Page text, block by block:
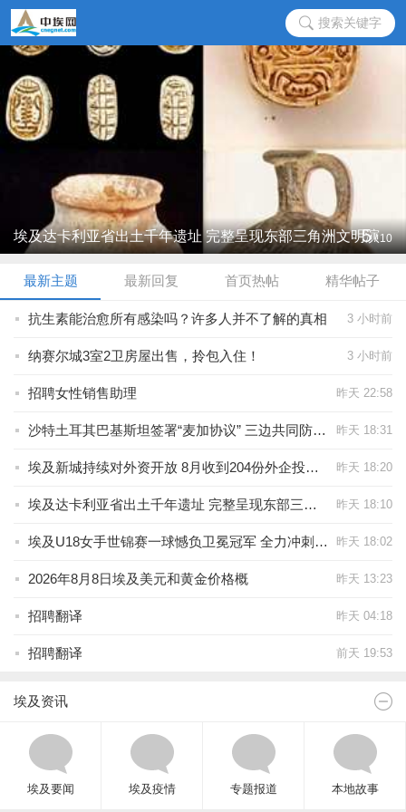
搜索关键字
埃及达卡利亚省出土千年遗址 完整呈现东部三角洲文明演
进脉络 ...
5/10
最新主题 最新回复 首页热帖 精华帖子
3 小时前
抗生素能治愈所有感染吗？许多人并不了解的真相
3 小时前
纳赛尔城3室2卫房屋出售，拎包入住！
昨天 22:58
招聘女性销售助理
昨天 18:31
沙特土耳其巴基斯坦签署“麦加协议” 三边共同防御机制成型牵动地区安全格局
昨天 18:20
埃及新城持续对外资开放 8月收到204份外企投资申请
昨天 18:10
埃及达卡利亚省出土千年遗址 完整呈现东部三角洲文明演进脉络
昨天 18:02
埃及U18女手世锦赛一球憾负卫冕冠军 全力冲刺铜牌创历史
昨天 13:23
2026年8月8日埃及美元和黄金价格概
昨天 04:18
招聘翻译
前天 19:53
招聘翻译
埃及资讯
埃及要闻 埃及疫情 专题报道 本地故事